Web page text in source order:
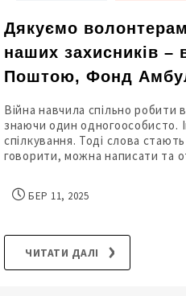
Дякуємо
наших захисників –
Поштою, Фонд
Війна навчила спільно робити
знаючи один одногоособисто.
спілкування. Тоді слова
говорити, можна написати та
БЕР 11, 2025
ЧИТАТИ ДАЛІ